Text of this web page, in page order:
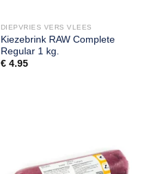
DIEPVRIES VERS VLEES
Kiezebrink RAW Complete
Regular 1 kg.
€4.95